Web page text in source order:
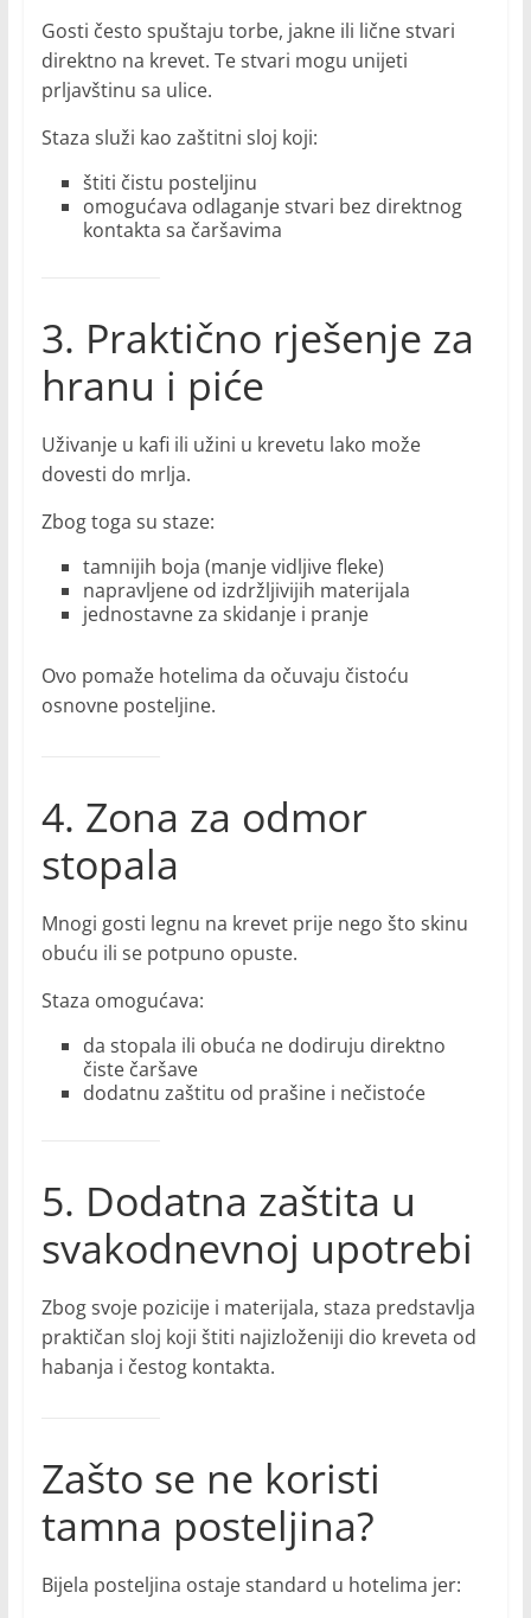
Gosti često spuštaju torbe, jakne ili lične stvari
direktno na krevet. Te stvari mogu unijeti
prljavštinu sa ulice.
Staza služi kao zaštitni sloj koji:
štiti čistu posteljinu
omogućava odlaganje stvari bez direktnog
kontakta sa čaršavima
3. Praktično rješenje za
hranu i piće
Uživanje u kafi ili užini u krevetu lako može
dovesti do mrlja.
Zbog toga su staze:
tamnijih boja (manje vidljive fleke)
napravljene od izdržljivijih materijala
jednostavne za skidanje i pranje
Ovo pomaže hotelima da očuvaju čistoću
osnovne posteljine.
4. Zona za odmor
stopala
Mnogi gosti legnu na krevet prije nego što skinu
obuću ili se potpuno opuste.
Staza omogućava:
da stopala ili obuća ne dodiruju direktno
čiste čaršave
dodatnu zaštitu od prašine i nečistoće
5. Dodatna zaštita u
svakodnevnoj upotrebi
Zbog svoje pozicije i materijala, staza predstavlja
praktičan sloj koji štiti najizloženiji dio kreveta od
habanja i čestog kontakta.
Zašto se ne koristi
tamna posteljina?
Bijela posteljina ostaje standard u hotelima jer: